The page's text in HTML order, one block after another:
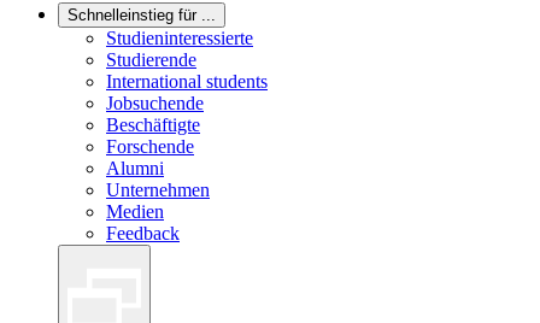
Schnelleinstieg für ...
Studieninteressierte
Studierende
International students
Jobsuchende
Beschäftigte
Forschende
Alumni
Unternehmen
Medien
Feedback